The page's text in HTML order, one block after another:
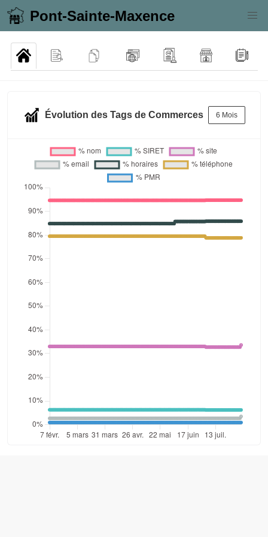
Pont-Sainte-Maxence
Évolution des Tags de Commerces 6 Mois